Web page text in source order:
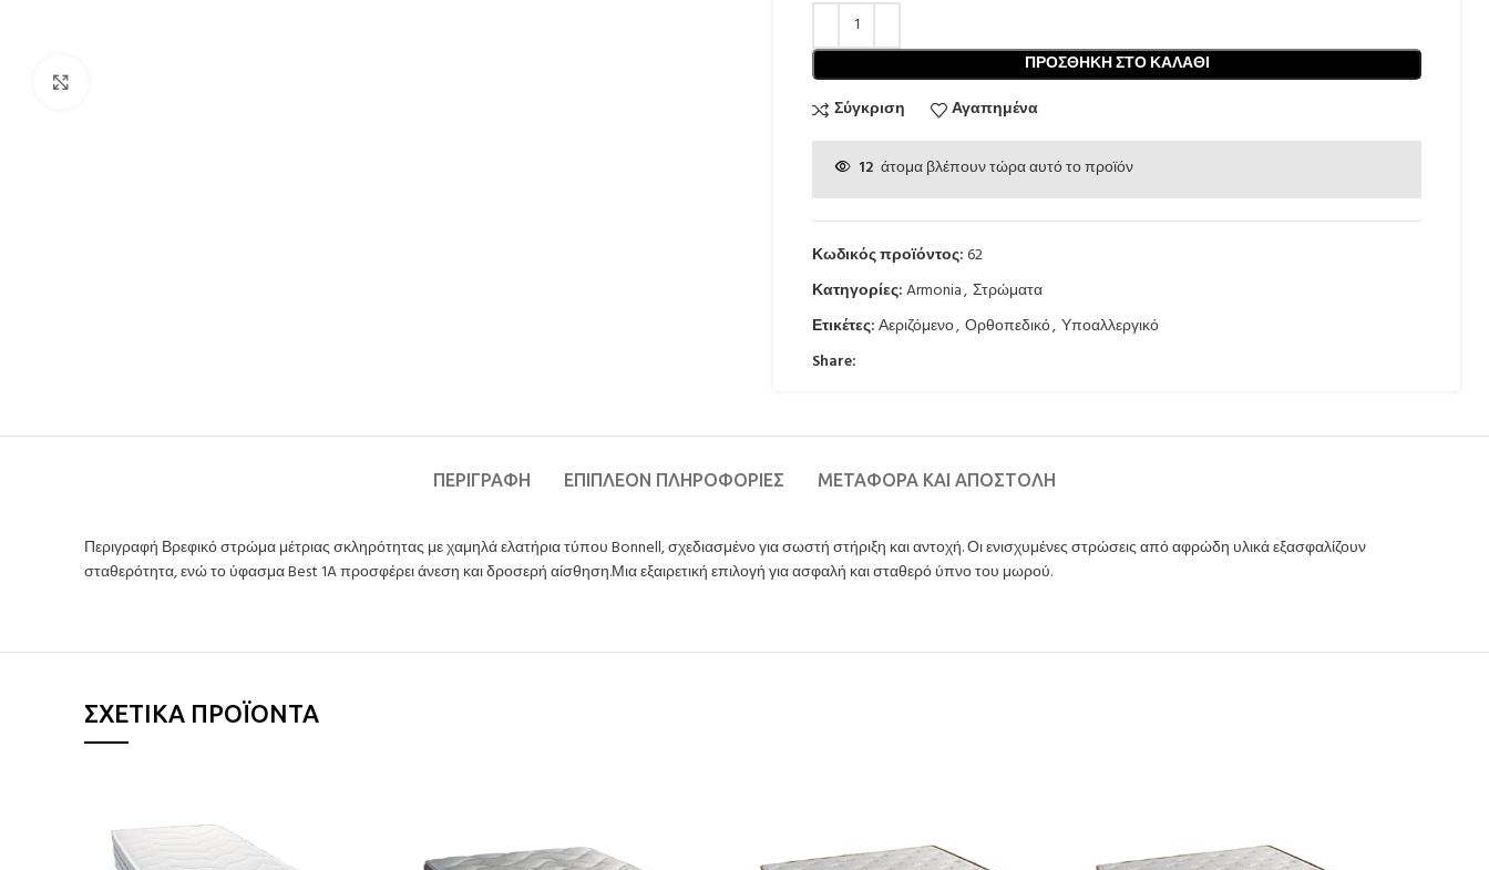
ΠΡΟΣΘΉΚΗ ΣΤΟ ΚΑΛΆΘΙ
Σύγκριση
Αγαπημένα
12 άτομα βλέπουν τώρα αυτό το προϊόν
Κωδικός προϊόντος:62
Κατηγορίες:Armonia, Στρώματα
Ετικέτες:Αεριζόμενο, Ορθοπεδικό, Υποαλλεργικό
Share:
ΠΕΡΙΓΡΑΦΉ ΕΠΙΠΛΈΟΝ ΠΛΗΡΟΦΟΡΊΕΣ ΜΕΤΑΦΟΡΆ ΚΑΙ ΑΠΟΣΤΟΛΉ
Περιγραφή Βρεφικό στρώμα μέτριας σκληρότητας με χαμηλά ελατήρια τύπου Bonnell, σχεδιασμένο για σωστή στήριξη και αντοχή. Οι ενισχυμένες στρώσεις από αφρώδη υλικά εξασφαλίζουν
σταθερότητα, ενώ το ύφασμα Best 1A προσφέρει άνεση και δροσερή αίσθηση.Μια εξαιρετική επιλογή για ασφαλή και σταθερό ύπνο του μωρού.
ΣΧΕΤΙΚΆ ΠΡΟΪΌΝΤΑ